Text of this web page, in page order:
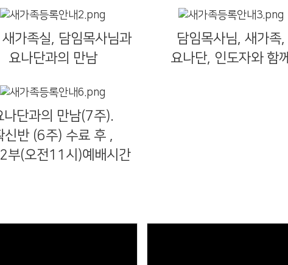
가족실, 담임목사님과
요나단과의 만남
담임목사님, 새가족,
요나단, 인도자와 함께
나단과의 만남(7주).
신반 (6주) 수료 후 ,
부(오전11시)예배시간